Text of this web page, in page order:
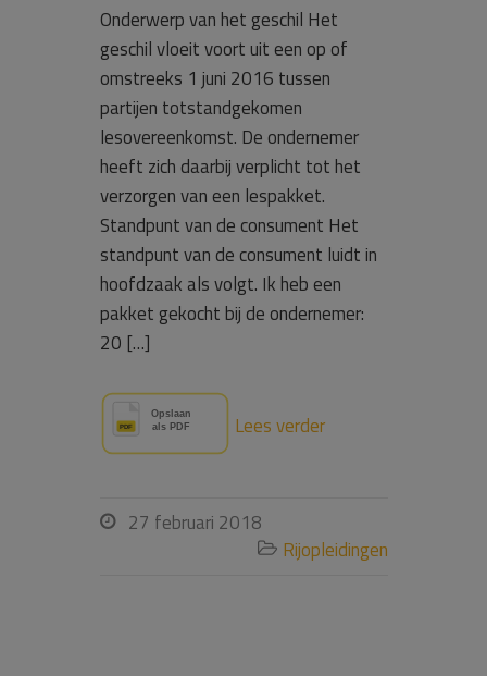
Onderwerp van het geschil Het
geschil vloeit voort uit een op of
omstreeks 1 juni 2016 tussen
partijen totstandgekomen
lesovereenkomst. De ondernemer
heeft zich daarbij verplicht tot het
verzorgen van een lespakket.
Standpunt van de consument Het
standpunt van de consument luidt in
hoofdzaak als volgt. Ik heb een
pakket gekocht bij de ondernemer:
20 […]
Lees verder
 27 februari 2018
 Rijopleidingen